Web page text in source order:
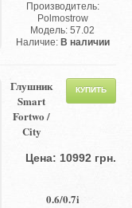
Производитель:
Polmostrow
Модель: 57.02
Наличие: В наличии
Цена: 10992 грн.
Глушник
Smart
Fortwo /
City
0.6/0.7i